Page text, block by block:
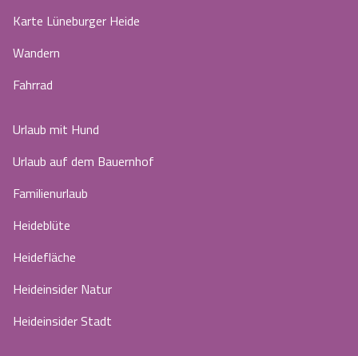
Karte Lüneburger Heide
Wandern
Fahrrad
Urlaub mit Hund
Urlaub auf dem Bauernhof
Familienurlaub
Heideblüte
Heidefläche
Heideinsider Natur
Heideinsider Stadt